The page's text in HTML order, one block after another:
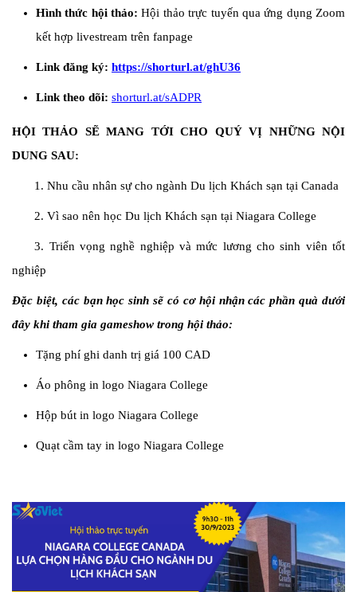
Hình thức hội thảo: Hội thảo trực tuyến qua ứng dụng Zoom
kết hợp livestream trên fanpage
Link đăng ký: https://shorturl.at/ghU36
Link theo dõi: shorturl.at/sADPR
HỘI THẢO SẼ MANG TỚI CHO QUÝ VỊ NHỮNG NỘI
DUNG SAU:
1. Nhu cầu nhân sự cho ngành Du lịch Khách sạn tại Canada
2. Vì sao nên học Du lịch Khách sạn tại Niagara College
3. Triển vọng nghề nghiệp và mức lương cho sinh viên tốt
nghiệp
Đặc biệt, các bạn học sinh sẽ có cơ hội nhận các phần quà dưới
đây khi tham gia gameshow trong hội thảo:
Tặng phí ghi danh trị giá 100 CAD
Áo phông in logo Niagara College
Hộp bút in logo Niagara College
Quạt cầm tay in logo Niagara College